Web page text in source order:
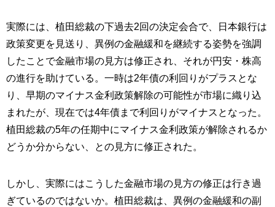
実際には、植田総裁の下過去2回の決定会合で、日本銀行は
政策変更を見送り、異例の金融緩和を継続する姿勢を強調
したことで金融市場の見方は修正され、それが円安・株高
の進行を助けている。一時は2年債の利回りがプラスとな
り、早期のマイナス金利政策解除の可能性が市場に織り込
まれたが、現在では4年債まで利回りがマイナスとなった。
植田総裁の5年の任期中にマイナス金利政策が解除されるか
どうか分からない、との見方に修正された。
しかし、実際にはこうした金融市場の見方の修正は行き過
ぎているのではないか。植田総裁は、異例の金融緩和の副